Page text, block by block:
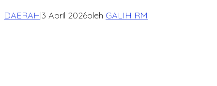
DAERAH|3 April 2026oleh GALIH RM